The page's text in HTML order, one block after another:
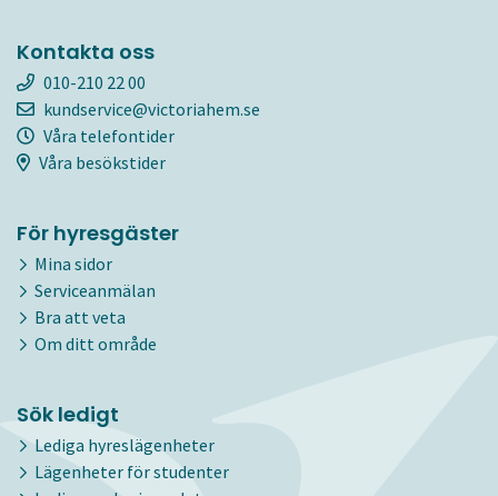
Kontakta oss
010-210 22 00
kundservice@victoriahem.se
Våra telefontider
Våra besökstider
För hyresgäster
Mina sidor
Serviceanmälan
Bra att veta
Om ditt område
Sök ledigt
Lediga hyreslägenheter
Lägenheter för studenter